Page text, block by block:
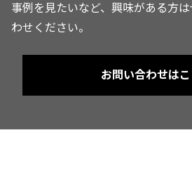
事例を見たいなど、興味がある方
わせください。
お問い合わせは